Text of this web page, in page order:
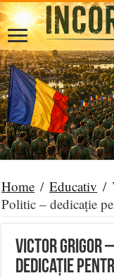
Home / Educativ /
Politic – dedicație
Victor Grigor
dedicație